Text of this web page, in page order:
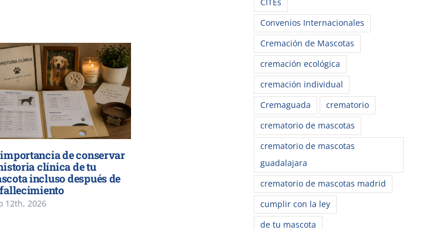
de conservar
clínica de tu
incluso después de
12th, 2026
CITEs
Convenios Internacionales
Cremación de Mascotas
cremación ecológica
cremación individual
Cremaguada
crematorio
crematorio de mascotas
crematorio de mascotas
guadalajara
crematorio de mascotas madrid
cumplir con la ley
de tu mascota